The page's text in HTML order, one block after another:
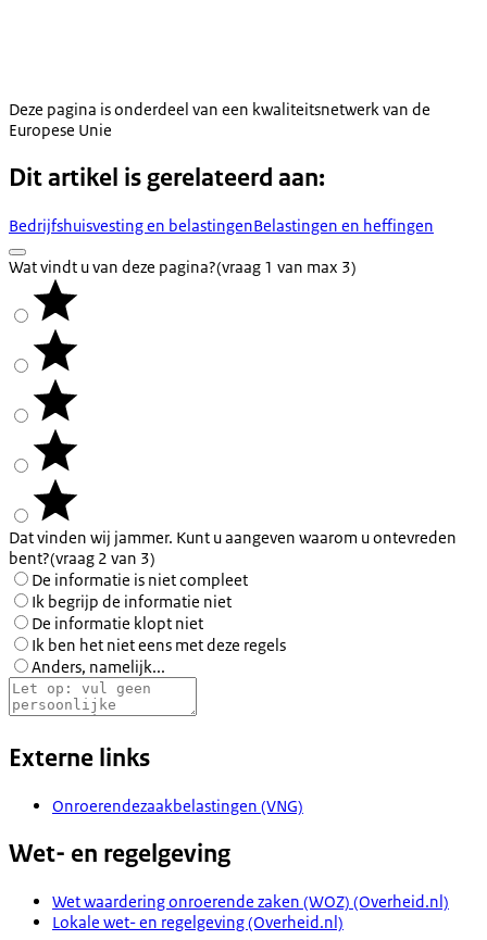
Deze pagina is onderdeel van een kwaliteitsnetwerk van de
Europese Unie
Dit artikel is gerelateerd aan:
Bedrijfshuisvesting en belastingenBelastingen en heffingen
Wat vindt u van deze pagina?(vraag 1 van max 3)
Dat vinden wij jammer. Kunt u aangeven waarom u ontevreden
bent?(vraag 2 van 3)
De informatie is niet compleet
Ik begrijp de informatie niet
De informatie klopt niet
Ik ben het niet eens met deze regels
Anders, namelijk...
Externe links
Onroerendezaakbelastingen (VNG)
Wet- en regelgeving
Wet waardering onroerende zaken (WOZ) (Overheid.nl)
Lokale wet- en regelgeving (Overheid.nl)